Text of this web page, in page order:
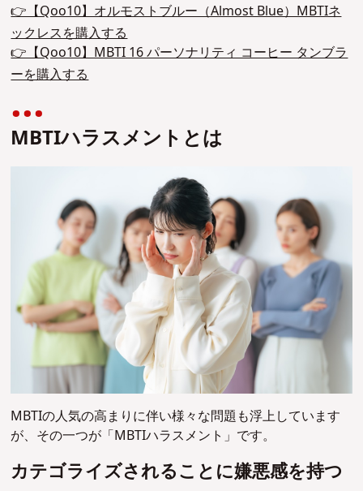
👉【Qoo10】オルモストブルー（Almost Blue）MBTIネ
ックレスを購入する
👉【Qoo10】MBTI 16 パーソナリティ コーヒー タンブラ
ーを購入する
MBTIハラスメントとは
MBTIの人気の高まりに伴い様々な問題も浮上しています
が、その一つが「MBTIハラスメント」です。
カテゴライズされることに嫌悪感を持つ